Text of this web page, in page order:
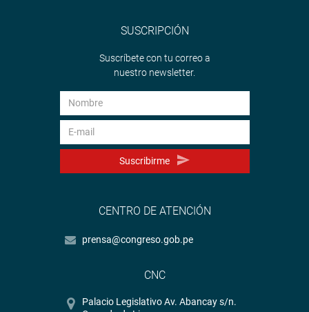
SUSCRIPCIÓN
Suscríbete con tu correo a
nuestro newsletter.
Suscribirme
CENTRO DE ATENCIÓN
prensa@congreso.gob.pe
CNC
Palacio Legislativo Av. Abancay s/n.